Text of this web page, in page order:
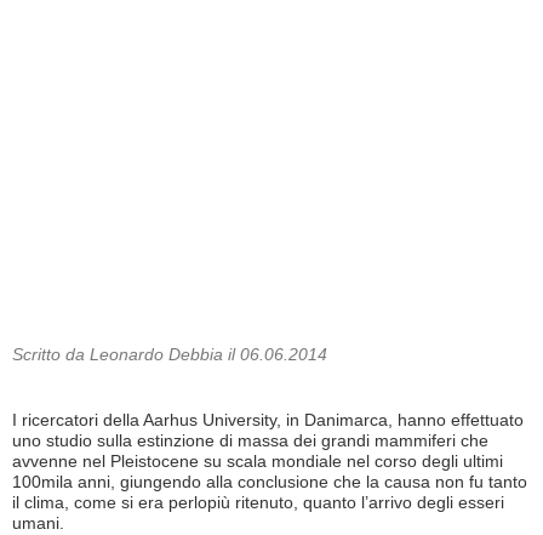
Scritto da Leonardo Debbia il 06.06.2014
I ricercatori della Aarhus University, in Danimarca, hanno effettuato
uno studio sulla estinzione di massa dei grandi mammiferi che
avvenne nel Pleistocene su scala mondiale nel corso degli ultimi
100mila anni, giungendo alla conclusione che la causa non fu tanto
il clima, come si era perlopiù ritenuto, quanto l’arrivo degli esseri
umani.